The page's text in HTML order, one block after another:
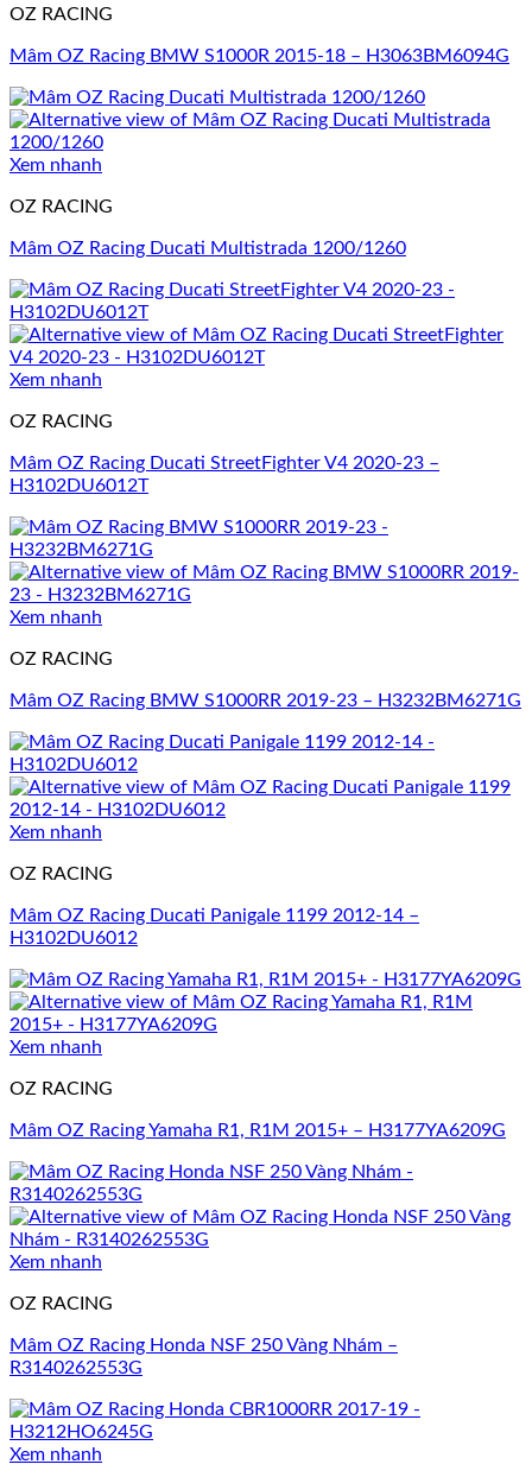
OZ RACING
Mâm OZ Racing BMW S1000R 2015-18 – H3063BM6094G
Xem nhanh
OZ RACING
Mâm OZ Racing Ducati Multistrada 1200/1260
Xem nhanh
OZ RACING
Mâm OZ Racing Ducati StreetFighter V4 2020-23 –
H3102DU6012T
Xem nhanh
OZ RACING
Mâm OZ Racing BMW S1000RR 2019-23 – H3232BM6271G
Xem nhanh
OZ RACING
Mâm OZ Racing Ducati Panigale 1199 2012-14 –
H3102DU6012
Xem nhanh
OZ RACING
Mâm OZ Racing Yamaha R1, R1M 2015+ – H3177YA6209G
Xem nhanh
OZ RACING
Mâm OZ Racing Honda NSF 250 Vàng Nhám –
R3140262553G
Xem nhanh